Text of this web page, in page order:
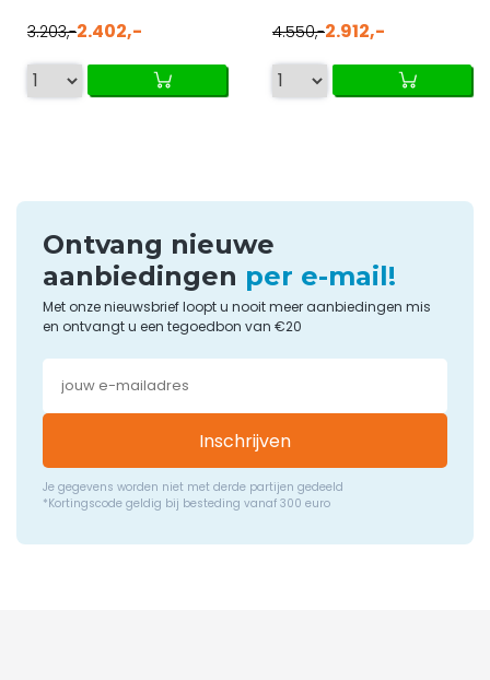
3.203,-2.402,- 4.550,-2.912,-
Ontvang nieuwe
aanbiedingen per e-mail!
Met onze nieuwsbrief loopt u nooit meer aanbiedingen mis
en ontvangt u een tegoedbon van €20
Inschrijven
Je gegevens worden niet met derde partijen gedeeld
*Kortingscode geldig bij besteding vanaf 300 euro